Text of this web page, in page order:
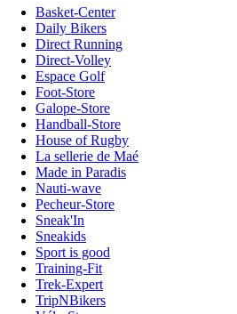
Basket-Center
Daily Bikers
Direct Running
Direct-Volley
Espace Golf
Foot-Store
Galope-Store
Handball-Store
House of Rugby
La sellerie de Maé
Made in Paradis
Nauti-wave
Pecheur-Store
Sneak'In
Sneakids
Sport is good
Training-Fit
Trek-Expert
TripNBikers